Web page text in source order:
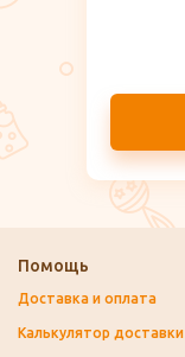
Помощь
Доставка и оплата
Калькулятор доставки